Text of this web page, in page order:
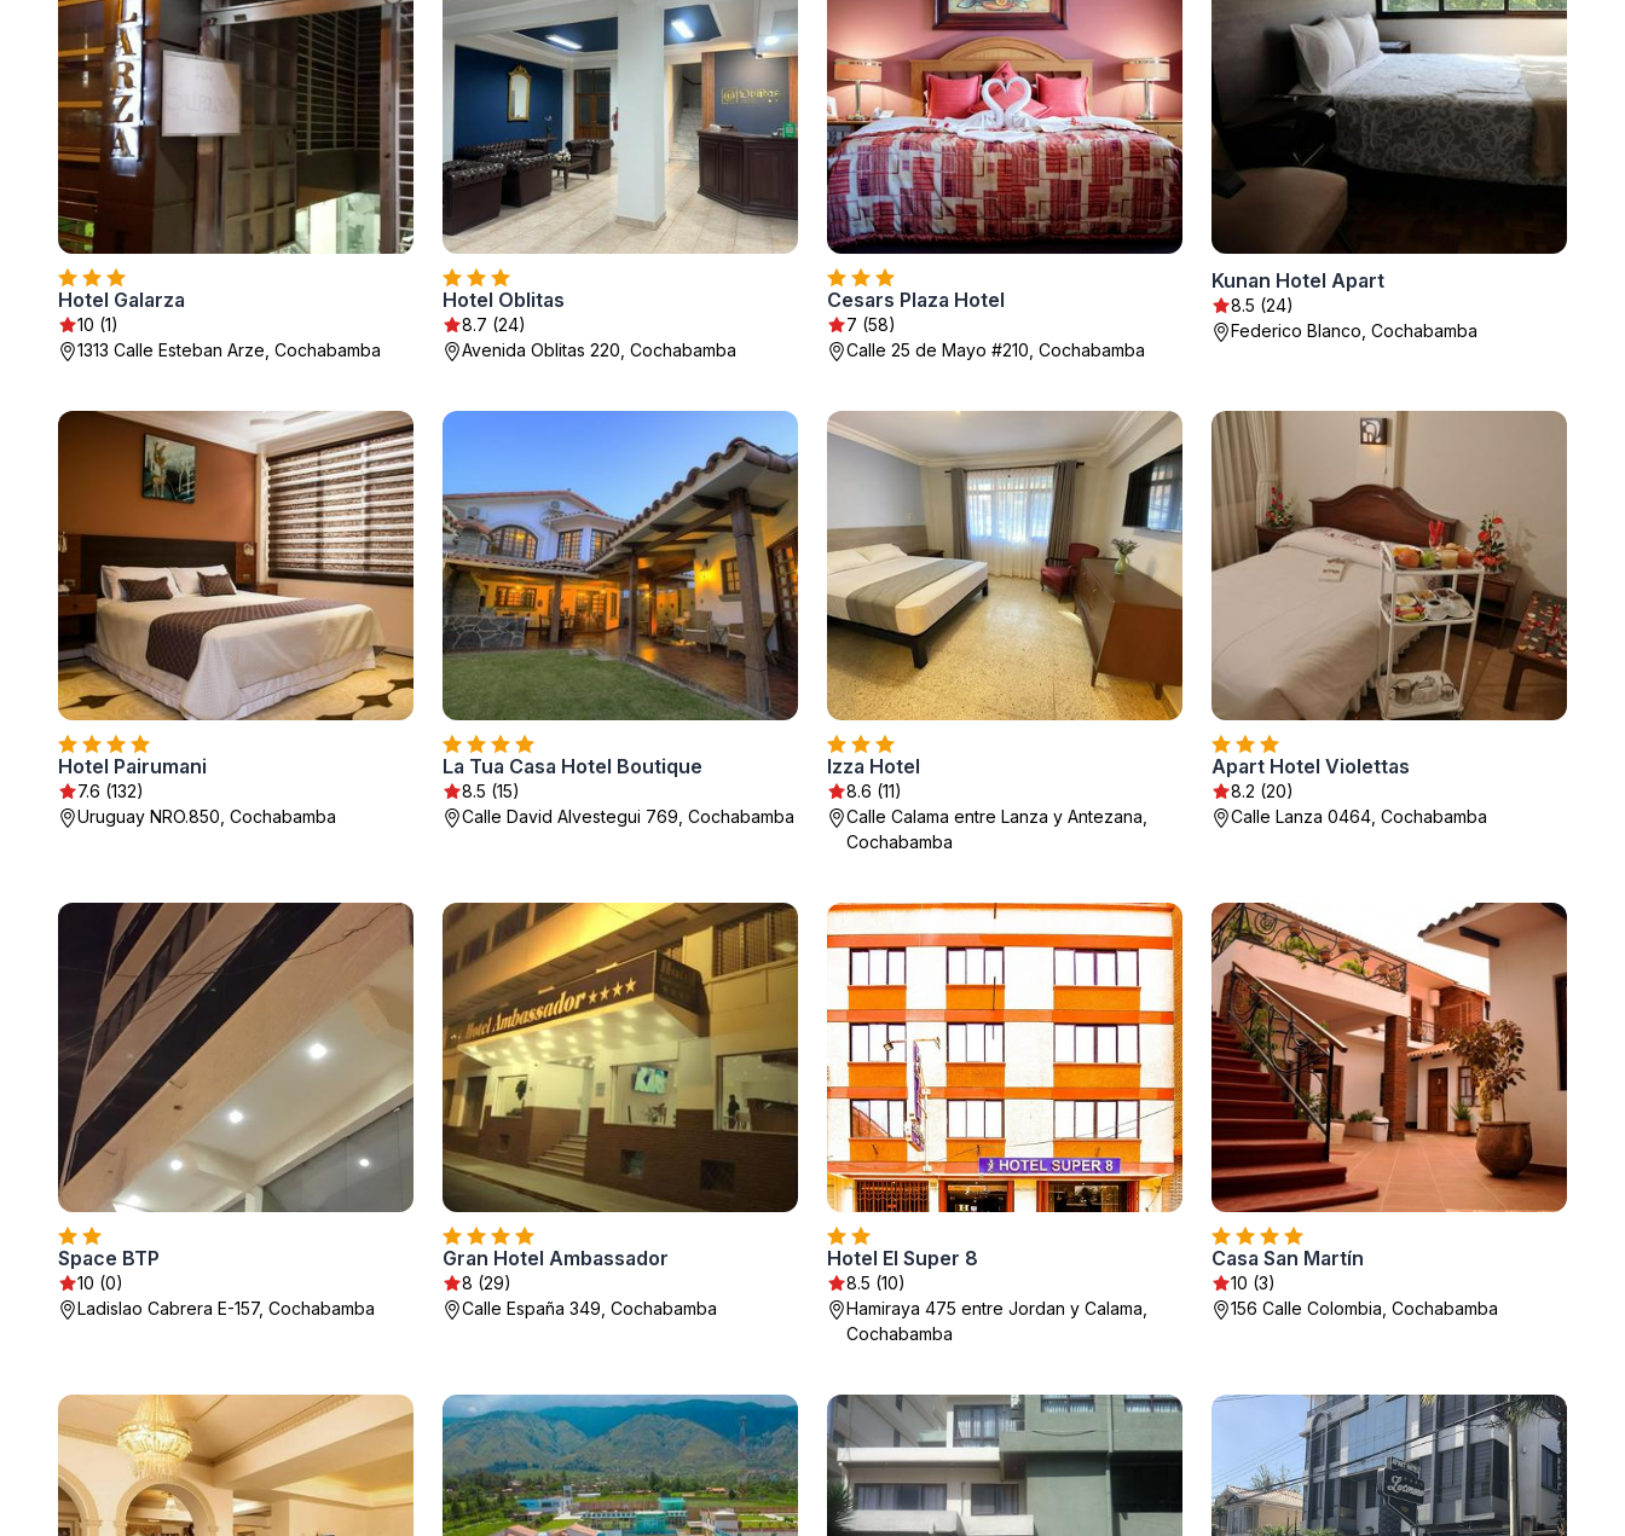
Hotel Galarza
10 (1)
1313 Calle Esteban Arze, Cochabamba
Hotel Oblitas
8.7 (24)
Avenida Oblitas 220, Cochabamba
Cesars Plaza Hotel
7 (58)
Calle 25 de Mayo #210, Cochabamba
Kunan Hotel Apart
8.5 (24)
Federico Blanco, Cochabamba
Hotel Pairumani
7.6 (132)
Uruguay NRO.850, Cochabamba
La Tua Casa Hotel Boutique
8.5 (15)
Calle David Alvestegui 769, Cochabamba
Izza Hotel
8.6 (11)
Calle Calama entre Lanza y Antezana,
Cochabamba
Apart Hotel Violettas
8.2 (20)
Calle Lanza 0464, Cochabamba
Space BTP
10 (0)
Ladislao Cabrera E-157, Cochabamba
Gran Hotel Ambassador
8 (29)
Calle España 349, Cochabamba
Hotel El Super 8
8.5 (10)
Hamiraya 475 entre Jordan y Calama,
Cochabamba
Casa San Martín
10 (3)
156 Calle Colombia, Cochabamba